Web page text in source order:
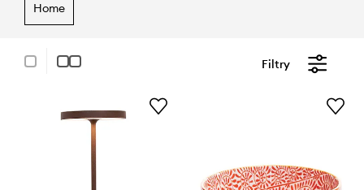
home
Filtry